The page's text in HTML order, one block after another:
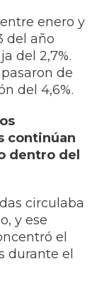
enero y
del año
del 2,7%.
de
del 4,6%.
continúan
dentro del
circulaba
y ese
el
durante el